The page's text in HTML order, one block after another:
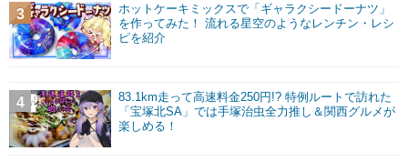
ホットケーキミックスで「ギャラクシードーナツ」
を作ってみた！ 流れる星空のようなレンチン・レシ
ピを紹介
3
83.1km走って高速料金250円!? 特例ルートで訪れた
「宝塚北SA」では手塚治虫全力推し＆関西グルメが
楽しめる！
4